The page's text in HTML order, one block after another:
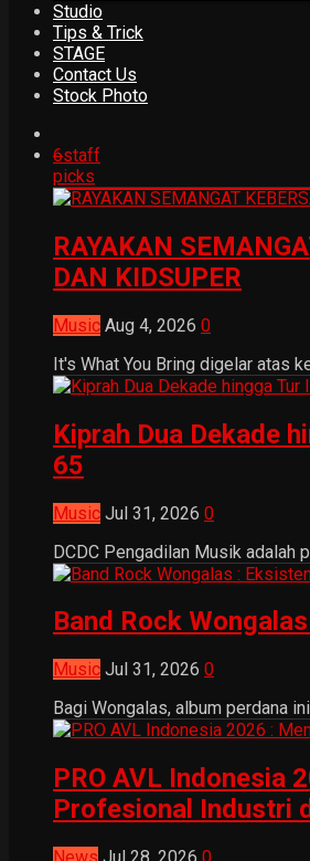
Studio
Tips & Trick
STAGE
Contact Us
Stock Photo
6staff
picks
RAYAKAN
DAN KIDSUPER
Music Aug 4, 2026 0
It's What You Bring digelar atas
Kiprah Dua Dekade
65
Music Jul 31, 2026 0
DCDC Pengadilan Musik adalah
Band Rock
Music Jul 31, 2026 0
Bagi Wongalas, album perdana
PRO AVL Indonesia
Profesional Industri